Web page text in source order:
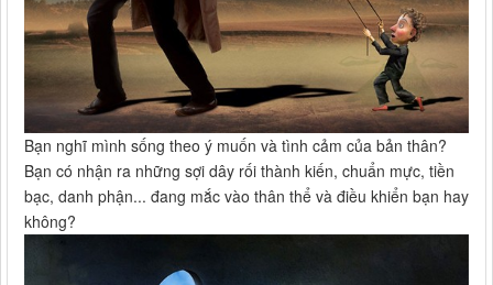
Bạn nghĩ mình sống theo ý muốn và tình cảm của bản thân?
Bạn có nhận ra những sợi dây rối thành kiến, chuẩn mực, tiền
bạc, danh phận... đang mắc vào thân thể và điều khiển bạn hay
không?